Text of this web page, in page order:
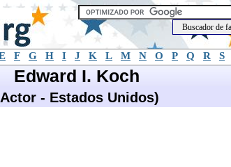
F G H I J K L M N O P Q R S
Edward I. Koch
- Estados Unidos)